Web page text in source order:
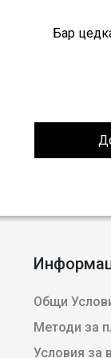
Бар
Общи
Методи за
Условия за